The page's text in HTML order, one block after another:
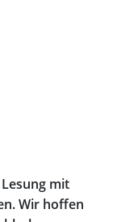
mit
Wir hoffen